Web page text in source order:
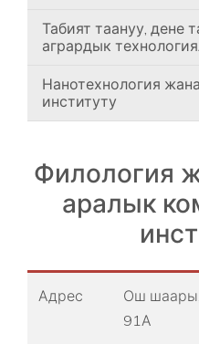
Табият таануу, дене
агрардык
Нанотехнология
институту
Филология
аралык
Адрес
Ош шаары,
91А